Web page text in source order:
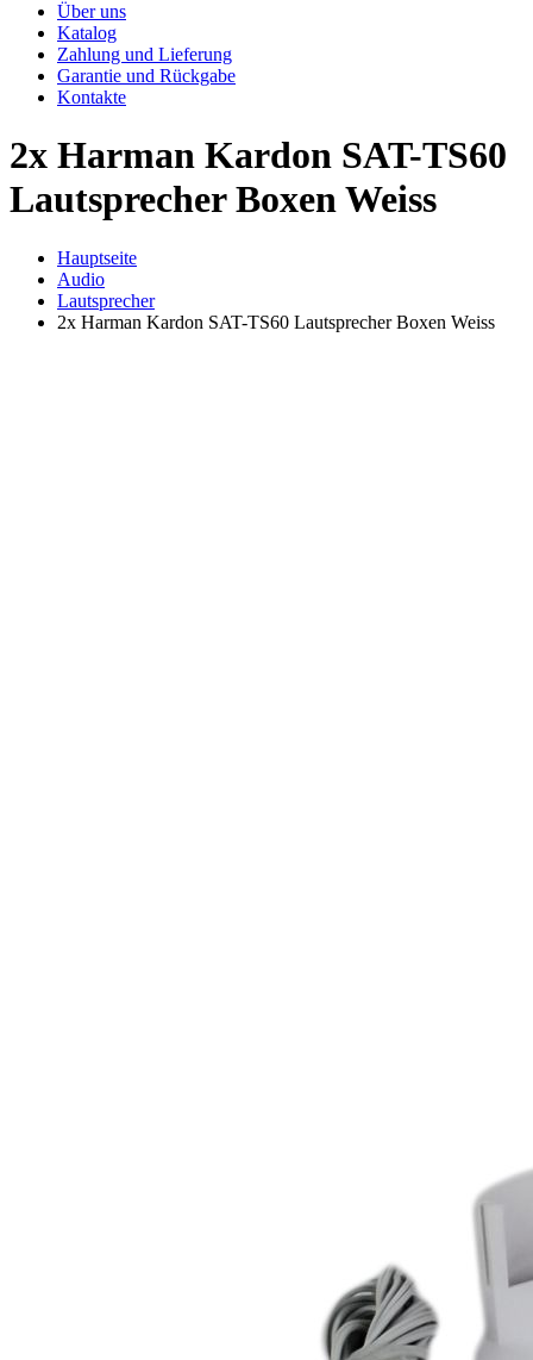
Über uns
Katalog
Zahlung und Lieferung
Garantie und Rückgabe
Kontakte
2x Harman Kardon SAT-TS60
Lautsprecher Boxen Weiss
Hauptseite
Audio
Lautsprecher
2x Harman Kardon SAT-TS60 Lautsprecher Boxen Weiss